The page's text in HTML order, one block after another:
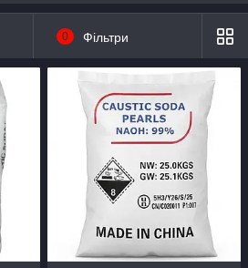
зі складів у
та Житомирі.
0 Фільтри